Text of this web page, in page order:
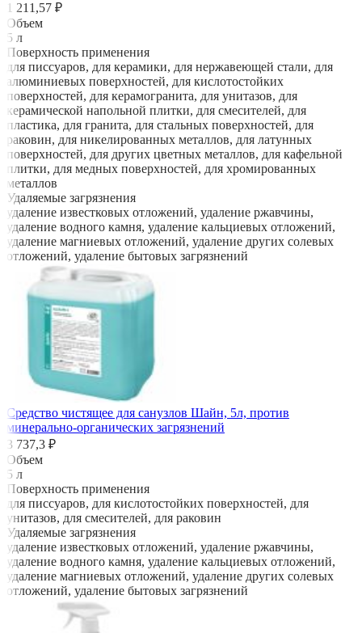
1 211,57 ₽
Объем
5 л
Поверхность применения
для писсуаров, для керамики, для нержавеющей стали, для
алюминиевых поверхностей, для кислотостойких
поверхностей, для керамогранита, для унитазов, для
керамической напольной плитки, для смесителей, для
пластика, для гранита, для стальных поверхностей, для
раковин, для никелированных металлов, для латунных
поверхностей, для других цветных металлов, для кафельной
плитки, для медных поверхностей, для хромированных
металлов
Удаляемые загрязнения
удаление известковых отложений, удаление ржавчины,
удаление водного камня, удаление кальциевых отложений,
удаление магниевых отложений, удаление других солевых
отложений, удаление бытовых загрязнений
Средство чистящее для санузлов Шайн, 5л, против
минерально-органических загрязнений
3 737,3 ₽
Объем
5 л
Поверхность применения
для писсуаров, для кислотостойких поверхностей, для
унитазов, для смесителей, для раковин
Удаляемые загрязнения
удаление известковых отложений, удаление ржавчины,
удаление водного камня, удаление кальциевых отложений,
удаление магниевых отложений, удаление других солевых
отложений, удаление бытовых загрязнений